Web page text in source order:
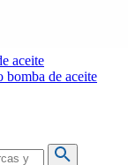
aceite
bomba de aceite